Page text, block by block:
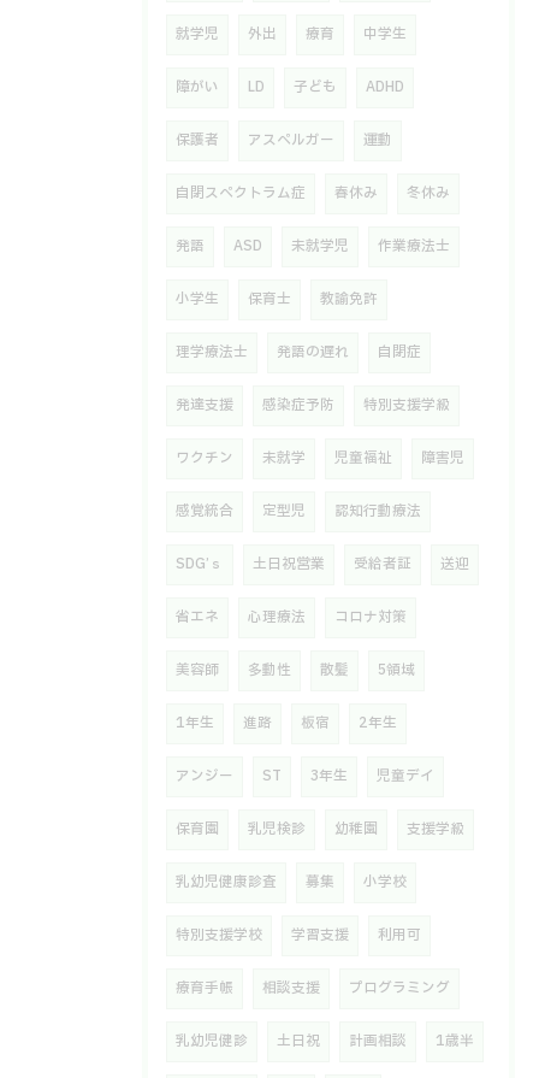
就学児 外出 療育 中学生
障がい LD 子ども ADHD
保護者 アスペルガー 運動
自閉スペクトラム症 春休み 冬休み
発語 ASD 未就学児 作業療法士
小学生 保育士 教諭免許
理学療法士 発語の遅れ 自閉症
発達支援 感染症予防 特別支援学級
ワクチン 未就学 児童福祉 障害児
感覚統合 定型児 認知行動療法
SDG’ｓ 土日祝営業 受給者証 送迎
省エネ 心理療法 コロナ対策
美容師 多動性 散髪 5領域
1年生 進路 板宿 2年生
アンジー ST 3年生 児童デイ
保育園 乳児検診 幼稚園 支援学級
乳幼児健康診査 募集 小学校
特別支援学校 学習支援 利用可
療育手帳 相談支援 プログラミング
乳幼児健診 土日祝 計画相談 1歳半